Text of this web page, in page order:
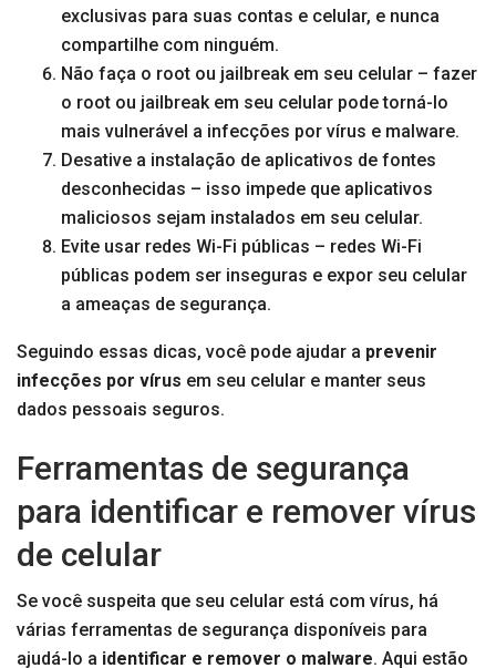
exclusivas para suas contas e celular, e nunca
compartilhe com ninguém.
Não faça o root ou jailbreak em seu celular – fazer
o root ou jailbreak em seu celular pode torná-lo
mais vulnerável a infecções por vírus e malware.
Desative a instalação de aplicativos de fontes
desconhecidas – isso impede que aplicativos
maliciosos sejam instalados em seu celular.
Evite usar redes Wi-Fi públicas – redes Wi-Fi
públicas podem ser inseguras e expor seu celular
a ameaças de segurança.
Seguindo essas dicas, você pode ajudar a prevenir
infecções por vírus em seu celular e manter seus
dados pessoais seguros.
Ferramentas de segurança
para identificar e remover vírus
de celular
Se você suspeita que seu celular está com vírus, há
várias ferramentas de segurança disponíveis para
ajudá-lo a identificar e remover o malware. Aqui estão